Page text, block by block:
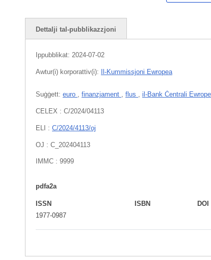
Dettalji tal-pubblikazzjoni
Ippubblikat: 2024-07-02
Awtur(i) korporattiv(i): Il-Kummissjoni Ewropea
Suġġett: euro , finanzjament , flus , il-Bank Ċentrali
CELEX : C/2024/04113
ELI : C/2024/4113/oj
OJ : C_202404113
IMMC : 9999
pdfa2a
ISSN
1977-0987
ISBN DOI